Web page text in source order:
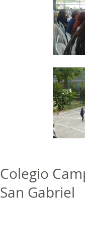
Colegio
San Gabriel